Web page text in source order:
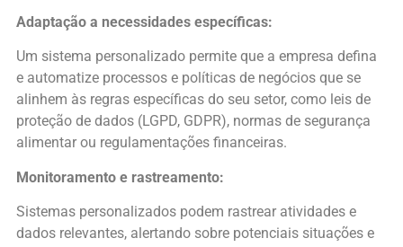
Adaptação a necessidades específicas:
Um sistema personalizado permite que a empresa defina
e automatize processos e políticas de negócios que se
alinhem às regras específicas do seu setor, como leis de
proteção de dados (LGPD, GDPR), normas de segurança
alimentar ou regulamentações financeiras.
Monitoramento e rastreamento:
Sistemas personalizados podem rastrear atividades e
dados relevantes, alertando sobre potenciais situações e